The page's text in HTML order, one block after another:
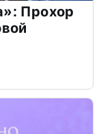
Прохор